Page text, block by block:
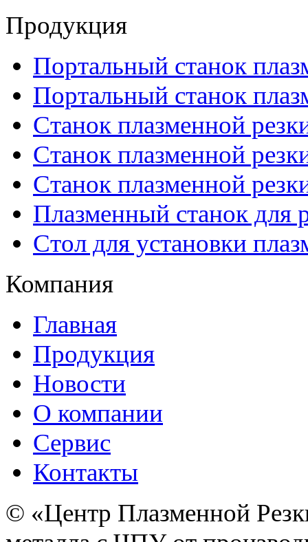
Продукция
Портальный станок
Портальный станок
Станок плазменной
Станок плазменной
Станок плазменной
Плазменный станок для
Стол для установки
Компания
Главная
Продукция
Новости
О компании
Сервис
Контакты
© «Центр Плазменной